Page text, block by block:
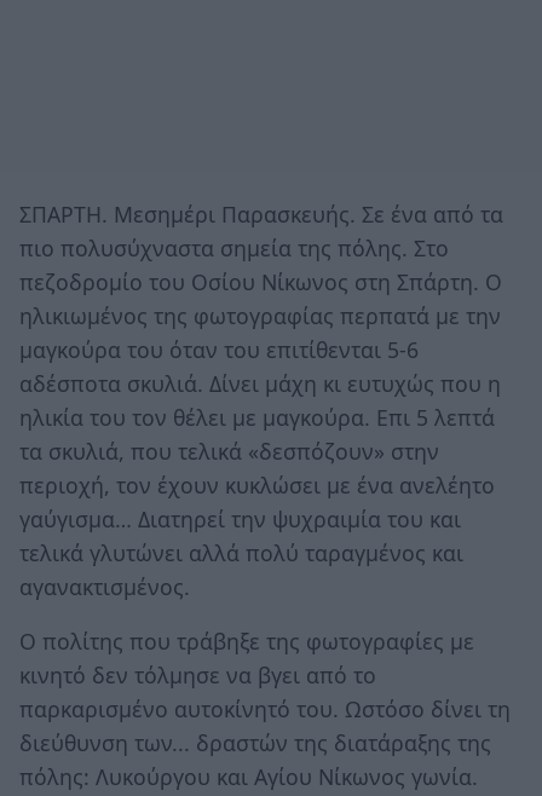
ΣΠΑΡΤΗ. Μεσημέρι Παρασκευής. Σε ένα από τα
πιο πολυσύχναστα σημεία της πόλης. Στο
πεζοδρομίο του Οσίου Νίκωνος στη Σπάρτη. Ο
ηλικιωμένος της φωτογραφίας περπατά με την
μαγκούρα του όταν του επιτίθενται 5-6
αδέσποτα σκυλιά. Δίνει μάχη κι ευτυχώς που η
ηλικία του τον θέλει με μαγκούρα. Επι 5 λεπτά
τα σκυλιά, που τελικά «δεσπόζουν» στην
περιοχή, τον έχουν κυκλώσει με ένα ανελέητο
γαύγισμα… Διατηρεί την ψυχραιμία του και
τελικά γλυτώνει αλλά πολύ ταραγμένος και
αγανακτισμένος.
Ο πολίτης που τράβηξε της φωτογραφίες με
κινητό δεν τόλμησε να βγει από το
παρκαρισμένο αυτοκίνητό του. Ωστόσο δίνει τη
διεύθυνση των... δραστών της διατάραξης της
πόλης: Λυκούργου και Αγίου Νίκωνος γωνία.